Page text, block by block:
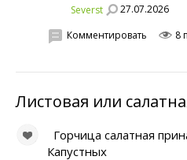
Severst 27.07.2026
Комментировать 8
Листовая или
Горчица салатная
Капустных